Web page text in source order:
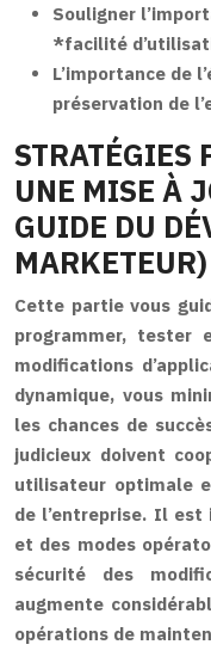
Souligner
*facilité
L’importance de
préservation de
STRATÉGIES
UNE MISE À
GUIDE DU
Cette partie vous
programmer, tester
modifications
dynamique, vous
les chances de
judicieux doivent
utilisateur optimale
de l’entreprise. Il
et des modes
sécurité des
augmente
opérations de